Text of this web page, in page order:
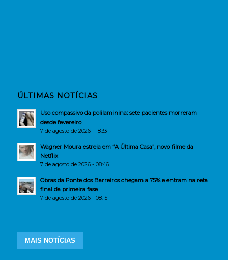
ÚLTIMAS NOTÍCIAS
Uso compassivo da polilaminina: sete pacientes morreram
desde fevereiro
7 de agosto de 2026 - 18:33
Wagner Moura estreia em “A Última Casa”, novo filme da
Netflix
7 de agosto de 2026 - 08:46
Obras da Ponte dos Barreiros chegam a 75% e entram na reta
final da primeira fase
7 de agosto de 2026 - 08:15
MAIS NOTÍCIAS